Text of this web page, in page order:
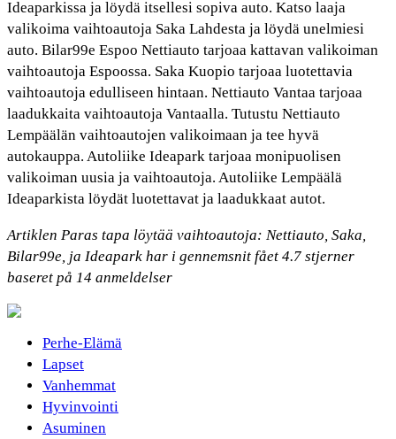
Ideaparkissa ja löydä itsellesi sopiva auto. Katso laaja
valikoima vaihtoautoja Saka Lahdesta ja löydä unelmiesi
auto. Bilar99e Espoo Nettiauto tarjoaa kattavan valikoiman
vaihtoautoja Espoossa. Saka Kuopio tarjoaa luotettavia
vaihtoautoja edulliseen hintaan. Nettiauto Vantaa tarjoaa
laadukkaita vaihtoautoja Vantaalla. Tutustu Nettiauto
Lempäälän vaihtoautojen valikoimaan ja tee hyvä
autokauppa. Autoliike Ideapark tarjoaa monipuolisen
valikoiman uusia ja vaihtoautoja. Autoliike Lempäälä
Ideaparkista löydät luotettavat ja laadukkaat autot.
Artiklen Paras tapa löytää vaihtoautoja: Nettiauto, Saka,
Bilar99e, ja Ideapark har i gennemsnit fået 4.7 stjerner
baseret på 14 anmeldelser
Perhe-Elämä
Lapset
Vanhemmat
Hyvinvointi
Asuminen